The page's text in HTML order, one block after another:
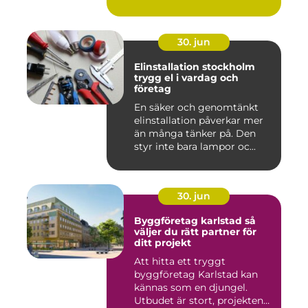
30. jun
Elinstallation stockholm
trygg el i vardag och
företag
En säker och genomtänkt
elinstallation påverkar mer
än många tänker på. Den
styr inte bara lampor oc...
30. jun
Byggföretag karlstad så
väljer du rätt partner för
ditt projekt
Att hitta ett tryggt
byggföretag Karlstad kan
kännas som en djungel.
Utbudet är stort, projekten